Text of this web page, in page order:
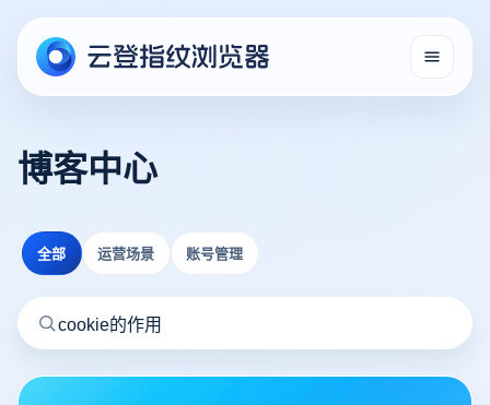
博客中心
全部 运营场景 账号管理